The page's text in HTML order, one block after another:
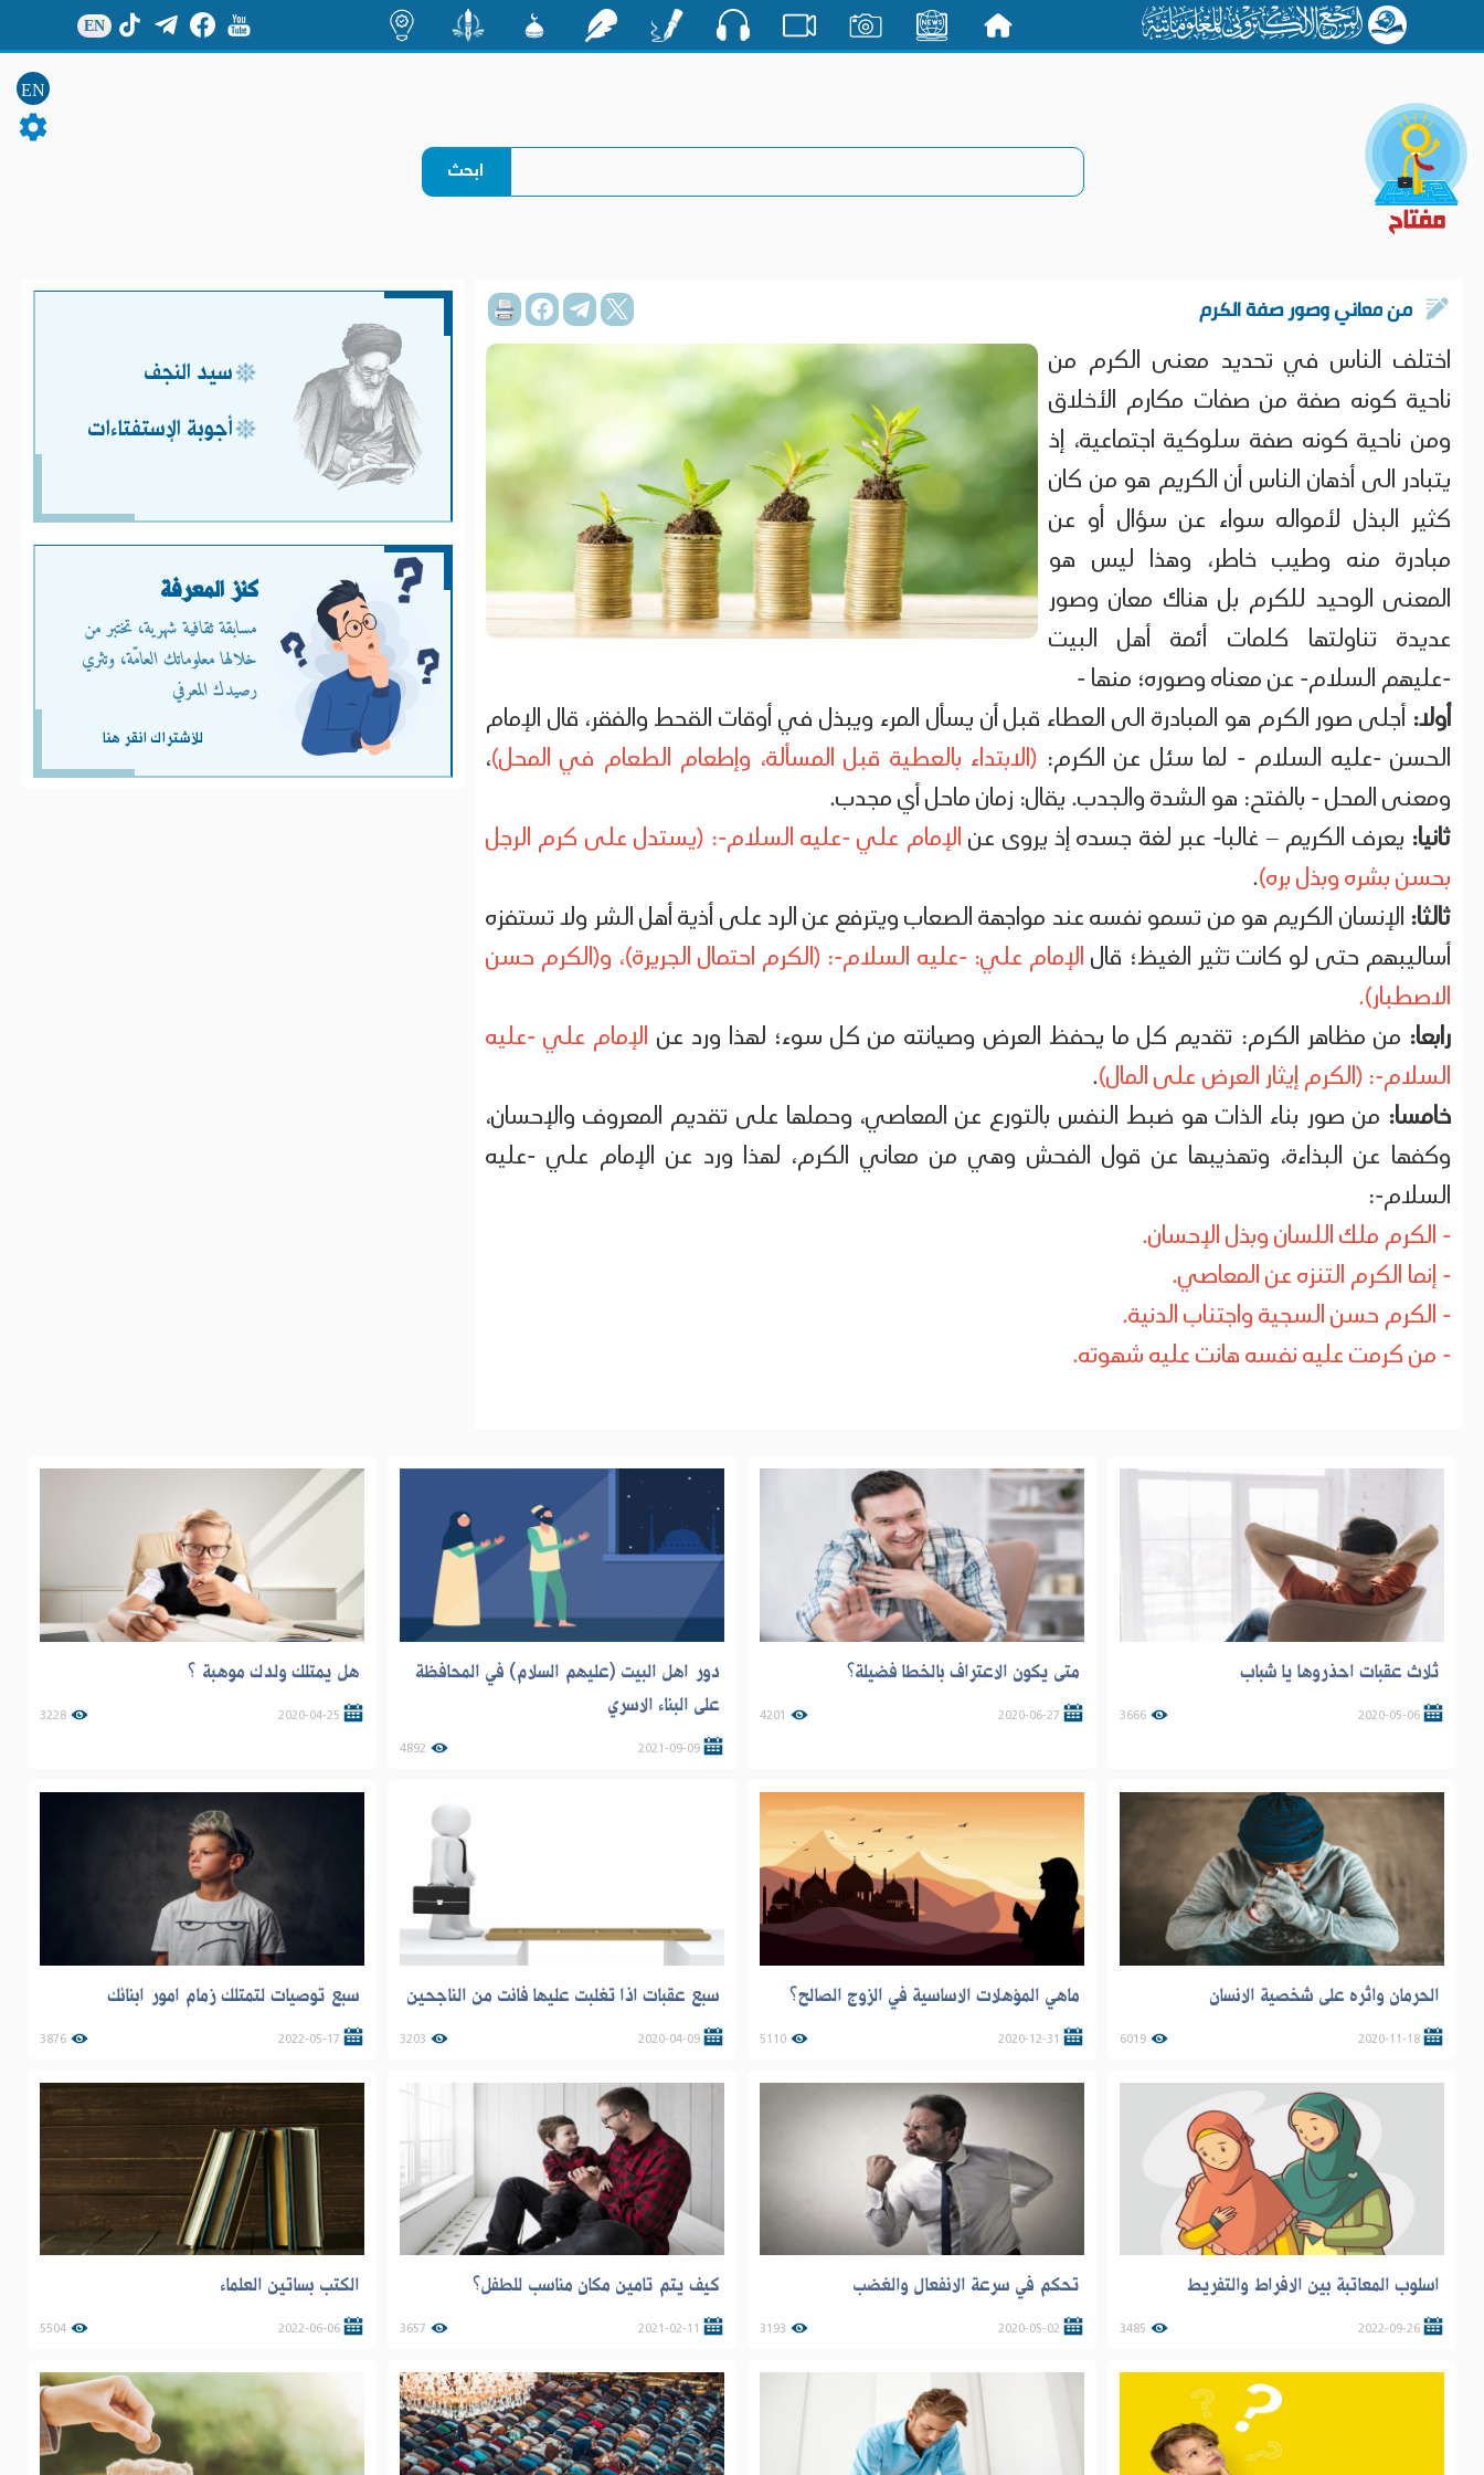
EN
EN
من معاني وصور صفة الكرم
اختلف الناس في تحديد معنى الكرم من
ناحية كونه صفة من صفات مكارم الأخلاق
ومن ناحية كونه صفة سلوكية اجتماعية، إذ
يتبادر الى أذهان الناس أن الكريم هو من كان
كثير البذل لأمواله سواء عن سؤال أو عن
مبادرة منه وطيب خاطر، وهذا ليس هو
المعنى الوحيد للكرم بل هناك معان وصور
عديدة تناولتها كلمات أئمة أهل البيت
-عليهم السلام- عن معناه وصوره؛ منها -
أولا: أجلى صور الكرم هو المبادرة الى العطاء قبل أن يسأل المرء ويبذل في أوقات القحط والفقر، قال الإمام
الحسن -عليه السلام - لما سئل عن الكرم: (الابتداء بالعطية قبل المسألة، وإطعام الطعام في المحل)،
ومعنى المحل - بالفتح: هو الشدة والجدب. يقال: زمان ماحل أي مجدب.
ثانيا: يعرف الكريم – غالبا- عبر لغة جسده إذ يروى عن الإمام علي -عليه السلام-: (يستدل على كرم الرجل
بحسن بشره وبذل بره).
ثالثا: الإنسان الكريم هو من تسمو نفسه عند مواجهة الصعاب ويترفع عن الرد على أذية أهل الشر ولا تستفزه
أساليبهم حتى لو كانت تثير الغيظ؛ قال الإمام علي: -عليه السلام-: (الكرم احتمال الجريرة)، و(الكرم حسن
الاصطبار).
رابعا: من مظاهر الكرم: تقديم كل ما يحفظ العرض وصيانته من كل سوء؛ لهذا ورد عن الإمام علي -عليه
السلام-: (الكرم إيثار العرض على المال).
خامسا: من صور بناء الذات هو ضبط النفس بالتورع عن المعاصي، وحملها على تقديم المعروف والإحسان،
وكفها عن البذاءة، وتهذيبها عن قول الفحش وهي من معاني الكرم، لهذا ورد عن الإمام علي -عليه
السلام-:
- الكرم ملك اللسان وبذل الإحسان.
- إنما الكرم التنزه عن المعاصي.
- الكرم حسن السجية واجتناب الدنية.
- من كرمت عليه نفسه هانت عليه شهوته.
سيد النجف
أجوبة الإستفتاءات
كنز المعرفة
مسابقة ثقافية شهرية، تختبر من
خلالها معلوماتك العامّة، وتثري
رصيدك المعرفي
للأشتراك انقر هنا
ثلاث عقبات احذروها يا شباب
2020-05-06
3666
متى يكون الاعتراف بالخطا فضيلة؟
2020-06-27
4201
دور اهل البيت (عليهم السلام) في المحافظة
على البناء الاسري
2021-09-09
4892
هل يمتلك ولدك موهبة ؟
2020-04-25
3228
الحرمان واثره على شخصية الانسان
2020-11-18
6019
ماهي المؤهلات الاساسية في الزوج الصالح؟
2020-12-31
5110
سبع عقبات اذا تغلبت عليها فانت من الناجحين
2020-04-09
3203
سبع توصيات لتمتلك زمام امور ابنائك
2022-05-17
3876
اسلوب المعاتبة بين الافراط والتفريط
2022-09-26
3485
تحكم في سرعة الانفعال والغضب
2020-05-02
3193
كيف يتم تامين مكان مناسب للطفل؟
2021-02-11
3657
الكتب بساتين العلماء
2022-06-06
5504